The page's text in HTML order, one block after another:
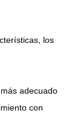
los
adecuado
con